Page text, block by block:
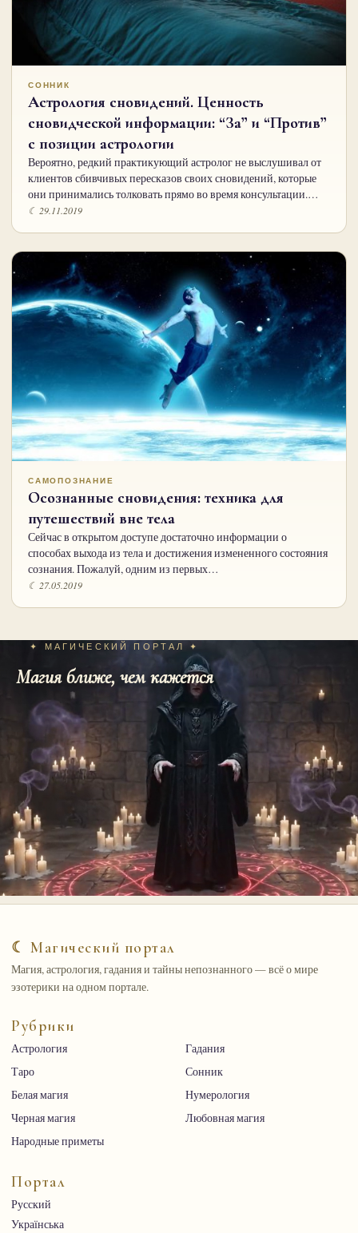
СОННИК
Астрология сновидений. Ценность
сновидческой информации: “За” и “Против”
с позиции астрологии
Вероятно, редкий практикующий астролог не выслушивал от
клиентов сбивчивых пересказов своих сновидений, которые
они принимались толковать прямо во время консультации.…
☾ 29.11.2019
САМОПОЗНАНИЕ
Осознанные сновидения: техника для
путешествий вне тела
Сейчас в открытом доступе достаточно информации о
способах выхода из тела и достижения измененного состояния
сознания. Пожалуй, одним из первых…
☾ 27.05.2019
✦ МАГИЧЕСКИЙ ПОРТАЛ ✦
Магия ближе, чем кажется
☾ Магический портал
Магия, астрология, гадания и тайны непознанного — всё о мире
эзотерики на одном портале.
Рубрики
Астрология
Гадания
Таро
Сонник
Белая магия
Нумерология
Черная магия
Любовная магия
Народные приметы
Портал
Русский
Українська